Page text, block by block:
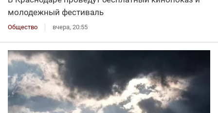
молодежный фестиваль
Общество вчера, 20:55